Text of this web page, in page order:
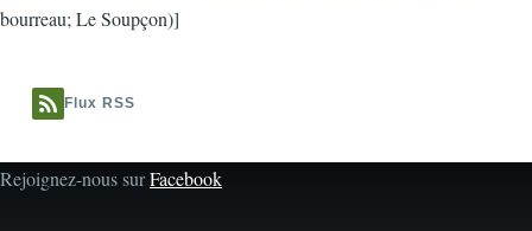
bourreau; Le Soupçon)]
Flux RSS
Rejoignez-nous surFacebook